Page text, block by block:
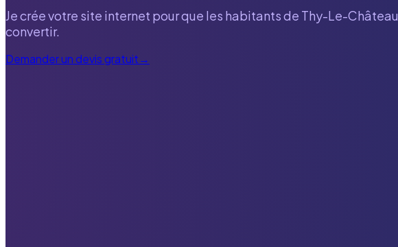
Je crée votre site internet pour que les habitants de Thy-Le-Château
convertir.
Demander un devis gratuit→